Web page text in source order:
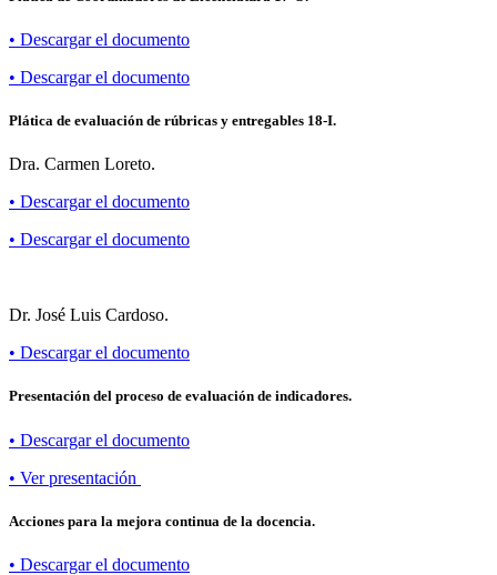
• Descargar el documento
• Descargar el documento
Plática de evaluación de rúbricas y entregables 18-I.
Dra. Carmen Loreto.
• Descargar el documento
• Descargar el documento
Dr. José Luis Cardoso.
• Descargar el documento
Presentación del proceso de evaluación de indicadores.
• Descargar el documento
• Ver presentación
Acciones para la mejora continua de la docencia.
• Descargar el documento